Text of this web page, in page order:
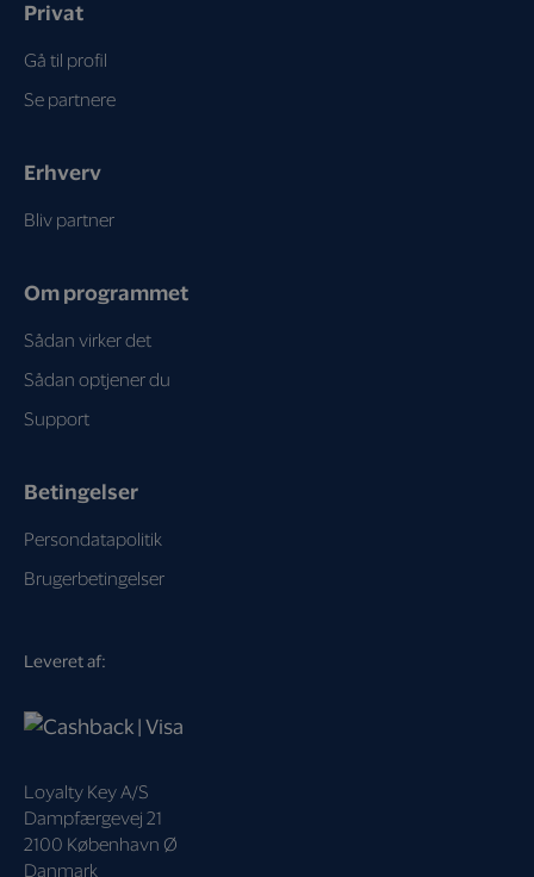
Leveret af:
Loyalty Key A/S
Dampfærgevej 21
2100 København Ø
Danmark
Privat
Gå til profil
Se partnere
Erhverv
Bliv partner
Om programmet
Sådan virker det
Sådan optjener du
Support
Betingelser
Persondatapolitik
Brugerbetingelser